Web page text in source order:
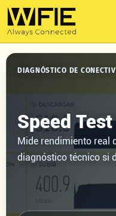
DIAGNÓSTICO DE
Speed
Mide rendimiento real
diagnóstico técnico si